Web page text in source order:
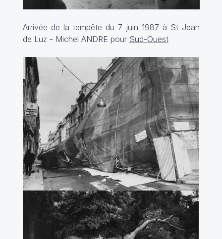
Arrivée de la tempête du 7 juin 1987 à St Jean
de Luz - Michel ANDRE pour Sud-Ouest